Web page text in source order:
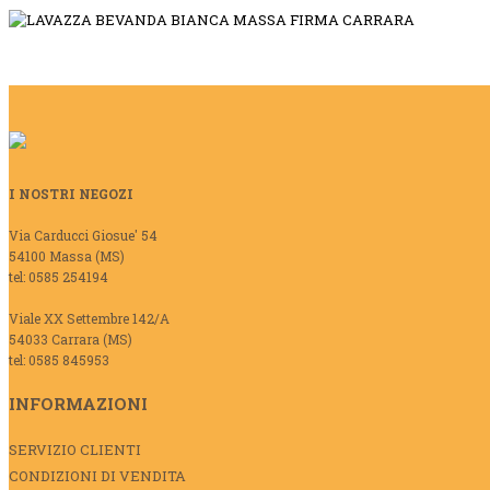
I NOSTRI NEGOZI
Via Carducci Giosue' 54
54100 Massa (MS)
tel: 0585 254194
Viale XX Settembre 142/A
54033 Carrara (MS)
tel: 0585 845953
INFORMAZIONI
SERVIZIO CLIENTI
CONDIZIONI DI VENDITA